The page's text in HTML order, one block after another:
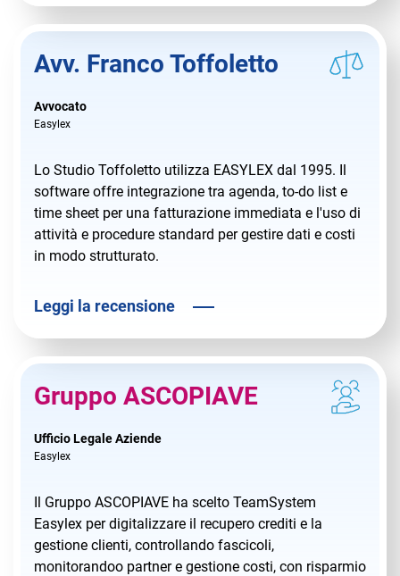
Avv. Franco Toffoletto
Avvocato
Easylex
Lo Studio Toffoletto utilizza EASYLEX dal 1995. Il
software offre integrazione tra agenda, to-do list e
time sheet per una fatturazione immediata e l'uso di
attività e procedure standard per gestire dati e costi
in modo strutturato.
Leggi la recensione
Gruppo ASCOPIAVE
Ufficio Legale Aziende
Easylex
Il Gruppo ASCOPIAVE ha scelto TeamSystem
Easylex per digitalizzare il recupero crediti e la
gestione clienti, controllando fascicoli,
monitorandoo partner e gestione costi, con risparmio